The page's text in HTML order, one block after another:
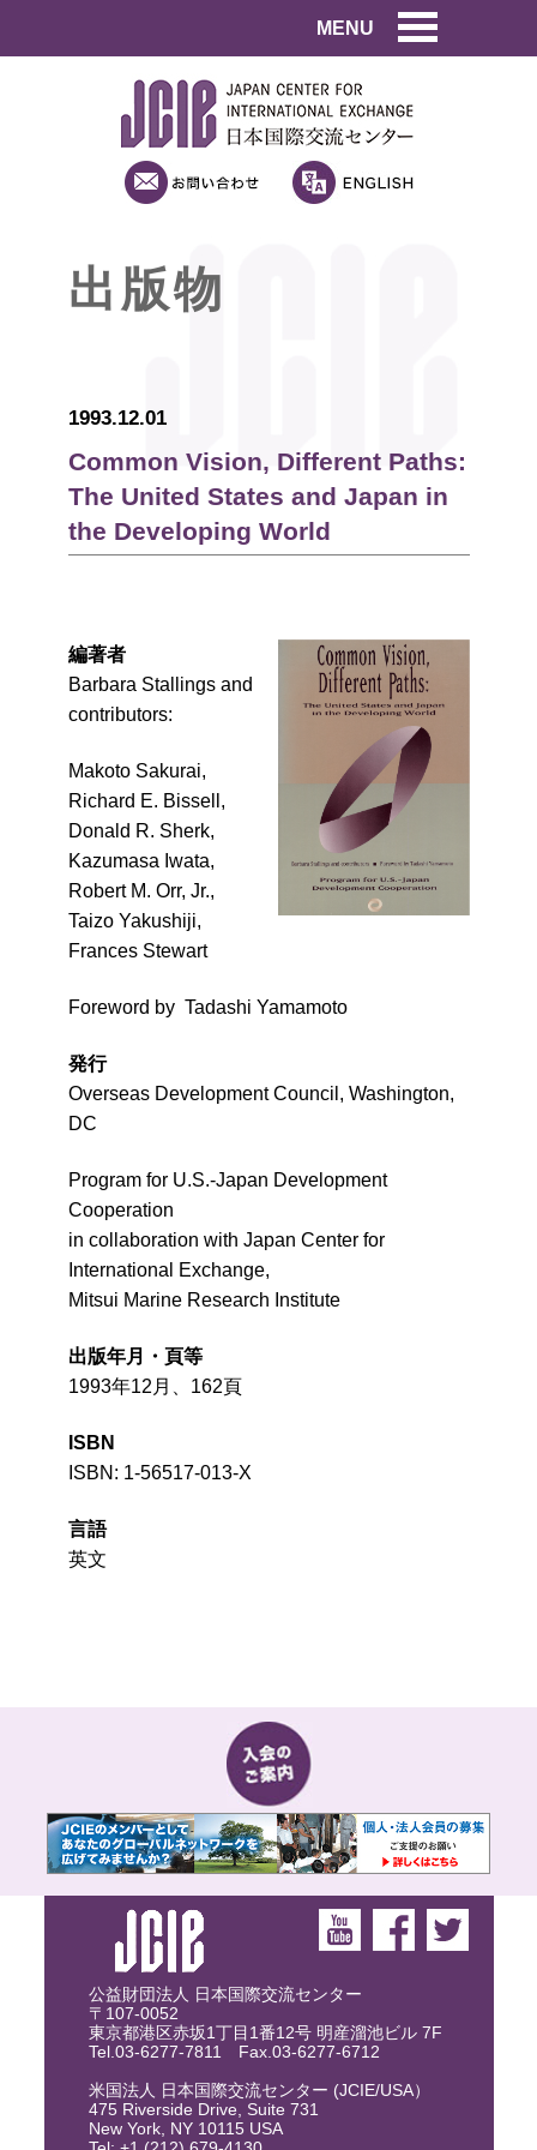
MENU
出版物
1993.12.01
Common Vision, Different Paths:
The United States and Japan in
the Developing World
編著者
Barbara Stallings and
contributors:
Makoto Sakurai,
Richard E. Bissell,
Donald R. Sherk,
Kazumasa Iwata,
Robert M. Orr, Jr.,
Taizo Yakushiji,
Frances Stewart
Foreword by Tadashi Yamamoto
発行
Overseas Development Council, Washington,
DC
Program for U.S.-Japan Development
Cooperation
in collaboration with Japan Center for
International Exchange,
Mitsui Marine Research Institute
出版年月・頁等
1993年12月、162頁
ISBN
ISBN: 1-56517-013-X
言語
英文
公益財団法人 日本国際交流センター
〒107-0052
東京都港区赤坂1丁目1番12号 明産溜池ビル 7F
Tel.03-6277-7811 Fax.03-6277-6712
米国法人 日本国際交流センター (JCIE/USA）
475 Riverside Drive, Suite 731
New York, NY 10115 USA